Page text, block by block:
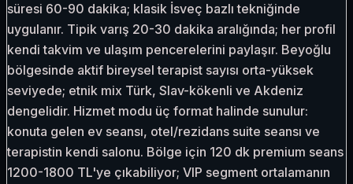
süresi 60-90 dakika; klasik İsveç bazlı tekniğinde
uygulanır. Tipik varış 20-30 dakika aralığında; her profil
kendi takvim ve ulaşım pencerelerini paylaşır. Beyoğlu
bölgesinde aktif bireysel terapist sayısı orta-yüksek
seviyede; etnik mix Türk, Slav-kökenli ve Akdeniz
dengelidir. Hizmet modu üç format halinde sunulur:
konuta gelen ev seansı, otel/rezidans suite seansı ve
terapistin kendi salonu. Bölge için 120 dk premium seans
1200-1800 TL'ye çıkabiliyor; VIP segment ortalamanın